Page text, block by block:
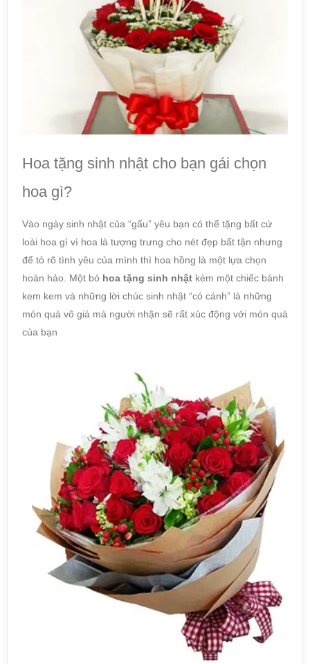
Hoa tặng sinh nhật cho bạn gái chọn
hoa gì?
Vào ngày sinh nhật của “gấu” yêu bạn có thể tặng bất cứ
loài hoa gì vì hoa là tượng trưng cho nét đẹp bất tận nhưng
để tỏ rõ tình yêu của mình thì hoa hồng là một lựa chọn
hoàn hảo. Một bó hoa tặng sinh nhật kèm một chiếc bánh
kem kem và những lời chúc sinh nhật “có cánh” là những
món quà vô giá mà người nhận sẽ rất xúc động với món quà
của bạn